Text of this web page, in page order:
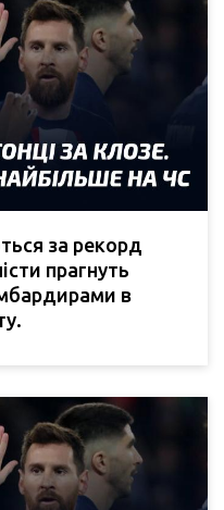
за рекорд
прагнуть
в